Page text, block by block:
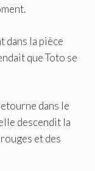
dans la pièce
que Toto se
dans le
descendit la
et des